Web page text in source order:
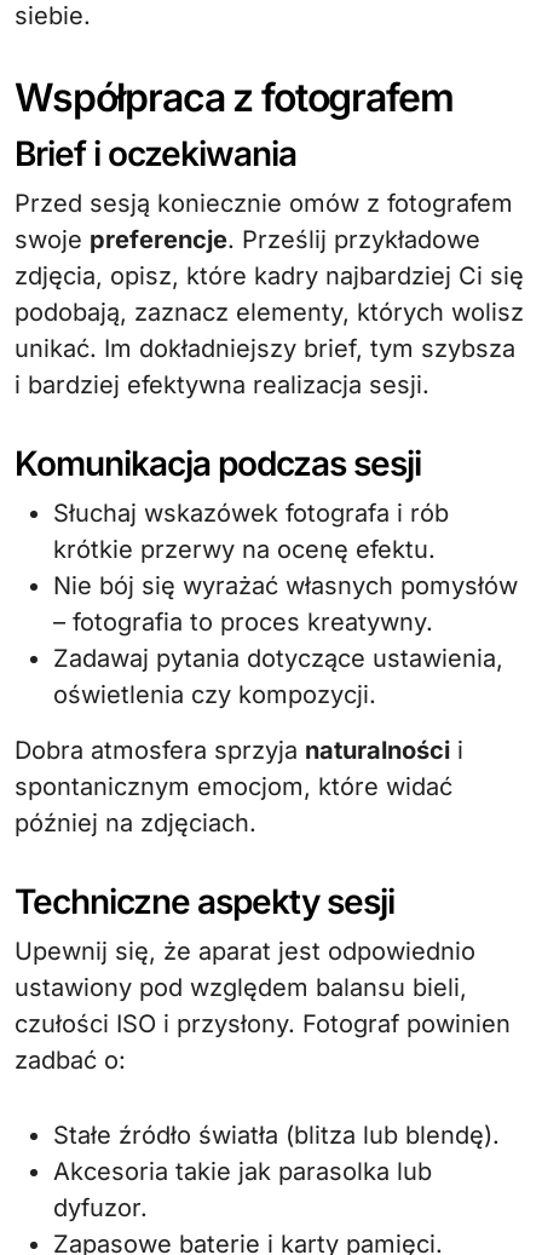
siebie.
Współpraca z fotografem
Brief i oczekiwania
Przed sesją koniecznie omów z fotografem
swoje preferencje. Prześlij przykładowe
zdjęcia, opisz, które kadry najbardziej Ci się
podobają, zaznacz elementy, których wolisz
unikać. Im dokładniejszy brief, tym szybsza
i bardziej efektywna realizacja sesji.
Komunikacja podczas sesji
Słuchaj wskazówek fotografa i rób
krótkie przerwy na ocenę efektu.
Nie bój się wyrażać własnych pomysłów
– fotografia to proces kreatywny.
Zadawaj pytania dotyczące ustawienia,
oświetlenia czy kompozycji.
Dobra atmosfera sprzyja naturalności i
spontanicznym emocjom, które widać
później na zdjęciach.
Techniczne aspekty sesji
Upewnij się, że aparat jest odpowiednio
ustawiony pod względem balansu bieli,
czułości ISO i przysłony. Fotograf powinien
zadbać o:
Stałe źródło światła (blitza lub blendę).
Akcesoria takie jak parasolka lub
dyfuzor.
Zapasowe baterie i karty pamięci.